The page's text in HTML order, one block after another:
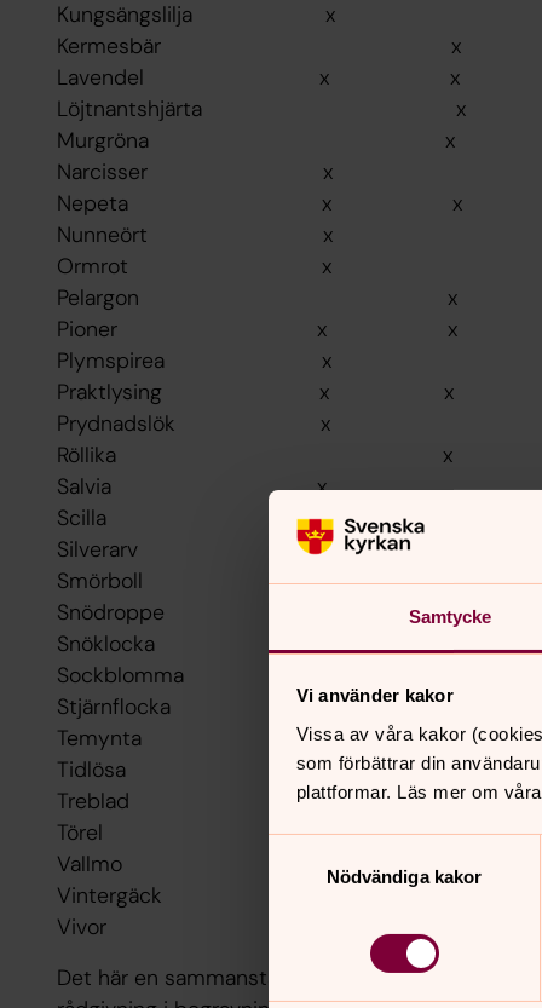
Samtycke
Vi använder kakor
Vissa av våra kakor
som förbättrar din
plattformar. Läs mer om
Nödvändiga kakor
Kungsängslilja x
Kermesbär x
Lavendel x x
Löjtnantshjärta
Murgröna x
Narcisser x
Nepeta x x
Nunneört x
Ormrot x
Pelargon x
Pioner x x
Plymspirea x
Praktlysing x x
Prydnadslök x
Röllika x
Salvia x
Scilla x
Silverarv x
Smörboll x
Snödroppe x
Snöklocka x
Sockblomma x
Stjärnflocka x
Temynta x
Tidlösa x
Treblad x
Törel x
Vallmo x x
Vintergäck x
Vivor x
Det här en sammanställning från Svenska